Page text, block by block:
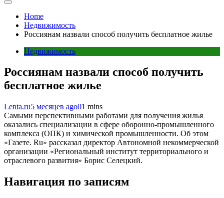
Home
Недвижимость
Россиянам назвали способ получить бесплатное жилье
Недвижимость
Россиянам назвали способ получить
бесплатное жилье
Lenta.ru5 месяцев ago01 mins
Самыми перспективными работами для получения жилья
оказались специализации в сфере оборонно-промышленного
комплекса (ОПК) и химической промышленности. Об этом
«Газете. Ru» рассказал директор Автономной некоммерческой
организации «Региональный институт территориального и
отраслевого развития» Борис Селецкий.
Навигация по записям